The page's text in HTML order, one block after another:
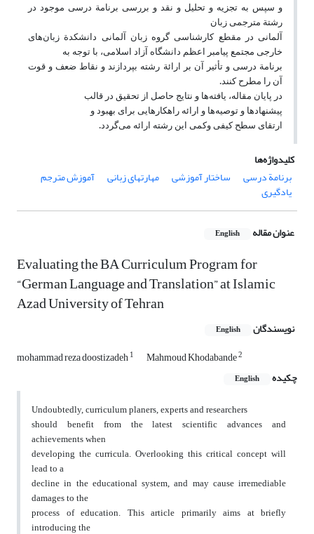
و سپس به تجزیه و تحلیل و نقد و بررسی برنامة درسی موجود در
رشتة مترجمی زبان
آلمانی در مقطع کارشناسی گروه زبان آلمانی دانشکدة زبانهای
خارجی مجتمع پیامبر اعظم دانشگاه آزاد اسلامی، با توجه به
برنامة درسی و تأثیر آن بر ارائة رشته بپردازند و نقاط ضعف و قوت
آن را مطرح کنند.
در پایان مقاله، یافتهها و نتایج حاصل از تحقیق در قالب
پیشنهادها و توصیهها و ارائه راهکارهایی برای بهبود و
ارتقای سطح کیفی وکمی این رشته ارائه میگردد.
کلیدواژه‌ها
برنامة درسی
ساختار آموزشی مهارت‎های زبانی آموزش مترجم
یادگیری
عنوان مقاله English
Evaluating the BA Curriculum Program for
“German Language and Translation” at Islamic
Azad University of Tehran
نویسندگان English
mohammad reza doostizadeh1 Mahmoud Khodabande2
چکیده English
Undoubtedly, curriculum planers, experts and researchers
should benefit from the latest scientific advances and
achievements when
developing the curricula. Overlooking this critical concept will
lead to a
decline in the educational system, and may cause irremediable
damages to the
process of education. This article primarily aims at briefly
introducing the